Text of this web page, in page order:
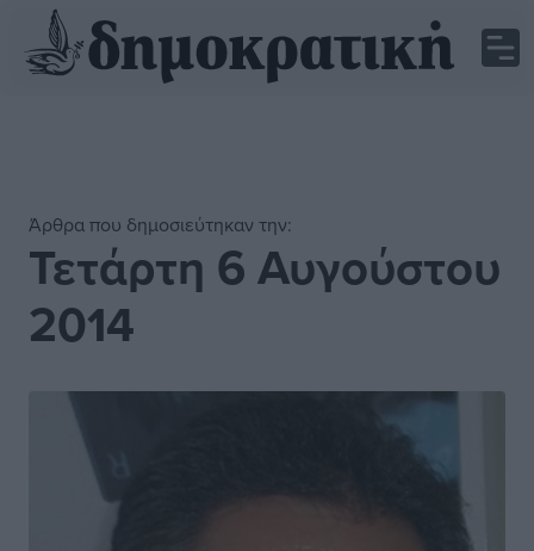
Άρθρα που δημοσιεύτηκαν την:
Τετάρτη 6 Αυγούστου
2014